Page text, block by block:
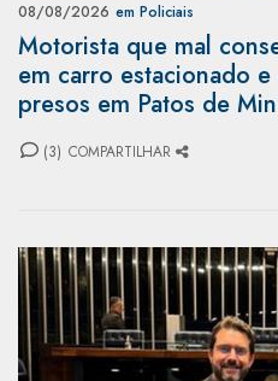
08/08/2026 em Policiais
Motorista que mal
em carro estacionado
presos em Patos de
(3) COMPARTILHAR